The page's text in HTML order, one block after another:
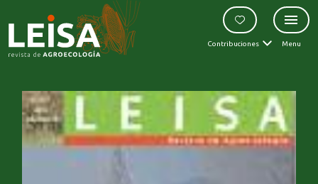
Contribuciones Menu